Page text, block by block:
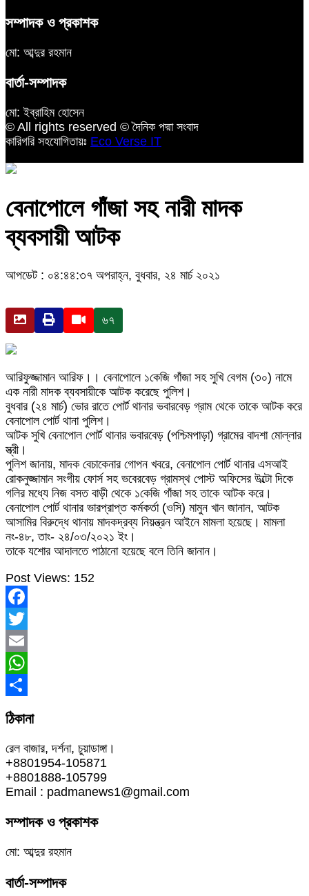
সম্পাদক ও প্রকাশক
মো: আব্দুর রহমান
বার্তা-সম্পাদক
মো: ইব্রাহিম হোসেন
© All rights reserved © দৈনিক পদ্মা সংবাদ
কারিগরি সহযোগিতায়ঃ Eco Verse IT
বেনাপোলে গাঁজা সহ নারী মাদক
ব্যবসায়ী আটক
আপডেট : ০৪:৪৪:৩৭ অপরাহ্ন, বুধবার, ২৪ মার্চ ২০২১
৬৭
আরিফুজ্জামান আরিফ।। বেনাপোলে ১কেজি গাঁজা সহ সুখি বেগম (৩০) নামে
এক নারী মাদক ব্যবসায়ীকে আটক করেছে পুলিশ।
বুধবার (২৪ মার্চ) ভোর রাতে পোর্ট থানার ভবারবেড় গ্রাম থেকে তাকে আটক করে
বেনাপোল পোর্ট থানা পুলিশ।
আটক সুখি বেনাপোল পোর্ট থানার ভবারবেড় (পশ্চিমপাড়া) গ্রামের বাদশা মোল্লার
স্ত্রী।
পুলিশ জানায়, মাদক বেচাকেনার গোপন খবরে, বেনাপোল পোর্ট থানার এসআই
রোকনুজ্জামান সংগীয় ফোর্স সহ ভবেরবেড় গ্রামস্থ পোস্ট অফিসের উল্টো দিকে
গলির মধ্যে নিজ বসত বাড়ী থেকে ১কেজি গাঁজা সহ তাকে আটক করে।
বেনাপোল পোর্ট থানার ভারপ্রাপ্ত কর্মকর্তা (ওসি) মামুন খান জানান, আটক
আসামির বিরুদ্ধে থানায় মাদকদ্রব্য নিয়ন্ত্রন আইনে মামলা হয়েছে। মামলা
নং-৪৮, তাং- ২৪/০৩/২০২১ ইং।
তাকে যশোর আদালতে পাঠানো হয়েছে বলে তিনি জানান।
Post Views: 152
Facebook
Twitter
Email
WhatsApp
Share
ঠিকানা
রেল বাজার, দর্শনা, চুয়াডাঙ্গা।
+8801954-105871
+8801888-105799
Email : padmanews1@gmail.com
সম্পাদক ও প্রকাশক
মো: আব্দুর রহমান
বার্তা-সম্পাদক